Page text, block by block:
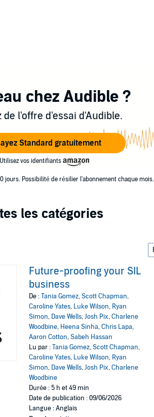
chez Audible ?
de l'offre d'essai d'Audible.
Standard gratuitement
Utilisez vos identifiants
jours. Possibilité de résilier l'abonnement chaque mois.
les catégories
Future-proofing your SIL
business
De :Tania Gomez,Scott Chapman,
Caroline Yates, Luke Wilson, Ryan
Simon, Dave Wells,Josh Pix,Charlene
Woodbine, Heena Sinha,Chris Lapa,
Aaron Cotton,Sabeh Hassan
Lu par :Tania Gomez,Scott Chapman,
Caroline Yates, Luke Wilson, Ryan
Simon, Dave Wells,Josh Pix,Charlene
Woodbine
Durée : 5 h et 49 min
Date de publication : 09/06/2026
Langue : Anglais